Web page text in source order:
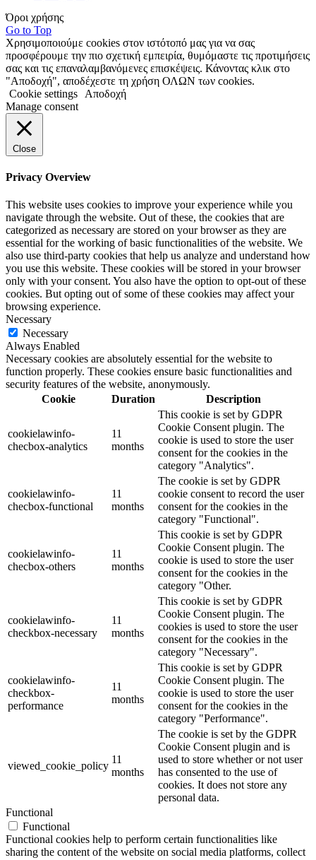
Όροι χρήσης
Go to Top
Χρησιμοποιούμε cookies στον ιστότοπό μας για να σας
προσφέρουμε την πιο σχετική εμπειρία, θυμόμαστε τις προτιμήσεις
σας και τις επαναλαμβανόμενες επισκέψεις. Κάνοντας κλικ στο
"Αποδοχή", αποδέχεστε τη χρήση ΟΛΩΝ των cookies.
Cookie settings
Αποδοχή
Manage consent
Close
Privacy Overview
This website uses cookies to improve your experience while you
navigate through the website. Out of these, the cookies that are
categorized as necessary are stored on your browser as they are
essential for the working of basic functionalities of the website. We
also use third-party cookies that help us analyze and understand how
you use this website. These cookies will be stored in your browser
only with your consent. You also have the option to opt-out of these
cookies. But opting out of some of these cookies may affect your
browsing experience.
Necessary
Necessary
Always Enabled
Necessary cookies are absolutely essential for the website to
function properly. These cookies ensure basic functionalities and
security features of the website, anonymously.
Cookie
Duration Description
cookielawinfo-
checbox-analytics
11
months
This cookie is set by GDPR
Cookie Consent plugin. The
cookie is used to store the user
consent for the cookies in the
category "Analytics".
cookielawinfo-
checbox-functional
11
months
The cookie is set by GDPR
cookie consent to record the user
consent for the cookies in the
category "Functional".
cookielawinfo-
checbox-others
11
months
This cookie is set by GDPR
Cookie Consent plugin. The
cookie is used to store the user
consent for the cookies in the
category "Other.
cookielawinfo-
checkbox-necessary
11
months
This cookie is set by GDPR
Cookie Consent plugin. The
cookies is used to store the user
consent for the cookies in the
category "Necessary".
cookielawinfo-
checkbox-
performance
11
months
This cookie is set by GDPR
Cookie Consent plugin. The
cookie is used to store the user
consent for the cookies in the
category "Performance".
viewed_cookie_policy
11
months
The cookie is set by the GDPR
Cookie Consent plugin and is
used to store whether or not user
has consented to the use of
cookies. It does not store any
personal data.
Functional
Functional
Functional cookies help to perform certain functionalities like
sharing the content of the website on social media platforms, collect